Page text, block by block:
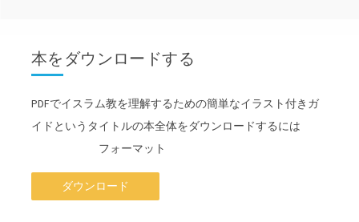
本をダウンロードする
PDFでイスラム教を理解するための簡単なイラスト付きガ
イドというタイトルの本全体をダウンロードするには
フォーマット
ダウンロード